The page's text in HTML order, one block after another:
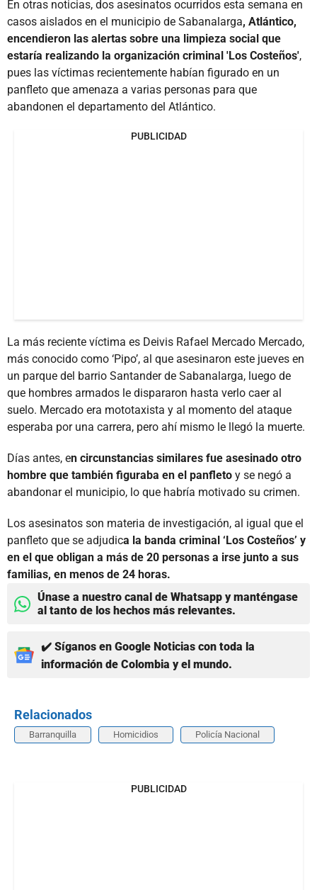
En otras noticias, dos asesinatos ocurridos esta semana en
casos aislados en el municipio de Sabanalarga, Atlántico,
encendieron las alertas sobre una limpieza social que
estaría realizando la organización criminal 'Los Costeños',
pues las víctimas recientemente habían figurado en un
panfleto que amenaza a varias personas para que
abandonen el departamento del Atlántico.
PUBLICIDAD
La más reciente víctima es Deivis Rafael Mercado Mercado,
más conocido como ‘Pipo’, al que asesinaron este jueves en
un parque del barrio Santander de Sabanalarga, luego de
que hombres armados le dispararon hasta verlo caer al
suelo. Mercado era mototaxista y al momento del ataque
esperaba por una carrera, pero ahí mismo le llegó la muerte.
Días antes, en circunstancias similares fue asesinado otro
hombre que también figuraba en el panfleto y se negó a
abandonar el municipio, lo que habría motivado su crimen.
Los asesinatos son materia de investigación, al igual que el
panfleto que se adjudica la banda criminal ‘Los Costeños’ y
en el que obligan a más de 20 personas a irse junto a sus
familias, en menos de 24 horas.
Únase a nuestro canal de Whatsapp y manténgase
al tanto de los hechos más relevantes.
✔️ Síganos en Google Noticias con toda la
información de Colombia y el mundo.
Relacionados
Barranquilla Homicidios Policía Nacional
PUBLICIDAD